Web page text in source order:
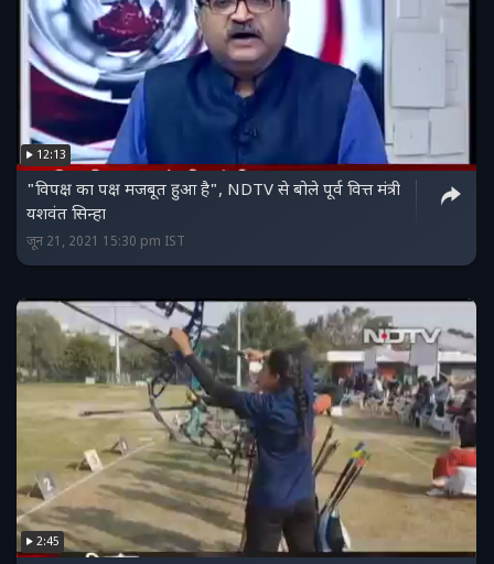
12:13
"विपक्ष का पक्ष मजबूत हुआ है", NDTV से बोले पूर्व वित्त मंत्री
यशवंत सिन्हा
जून 21, 2021 15:30 pm IST
2:45